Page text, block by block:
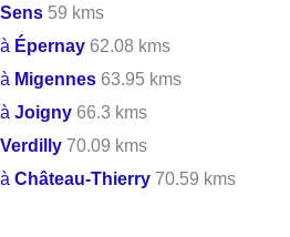
Sens 59 kms
Épernay 62.08 kms
Migennes 63.95 kms
àJoigny 66.3 kms
Verdilly 70.09 kms
àChâteau-Thierry 70.59 kms